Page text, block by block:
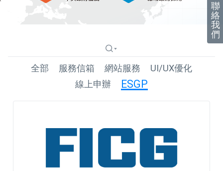
聯
絡
我
們
全部 服務信箱 網站服務
UI/UX優化
線上申辦
ESGP